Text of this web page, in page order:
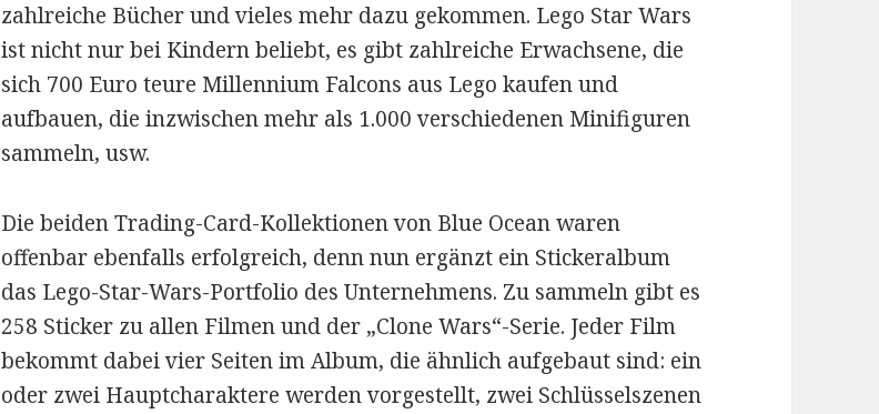
zahlreiche Bücher und vieles mehr dazu gekommen. Lego Star Wars
ist nicht nur bei Kindern beliebt, es gibt zahlreiche Erwachsene, die
sich 700 Euro teure Millennium Falcons aus Lego kaufen und
aufbauen, die inzwischen mehr als 1.000 verschiedenen Minifiguren
sammeln, usw.
Die beiden Trading-Card-Kollektionen von Blue Ocean waren
offenbar ebenfalls erfolgreich, denn nun ergänzt ein Stickeralbum
das Lego-Star-Wars-Portfolio des Unternehmens. Zu sammeln gibt es
258 Sticker zu allen Filmen und der „Clone Wars“-Serie. Jeder Film
bekommt dabei vier Seiten im Album, die ähnlich aufgebaut sind: ein
oder zwei Hauptcharaktere werden vorgestellt, zwei Schlüsselszenen